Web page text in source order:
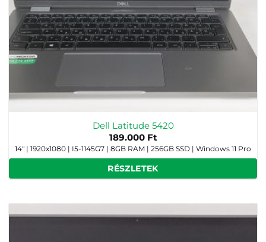
Dell Latitude 5420
189.000 Ft
14" | 1920x1080 | I5-1145G7 | 8GB RAM | 256GB SSD | Windows 11 Pro
RÉSZLETEK